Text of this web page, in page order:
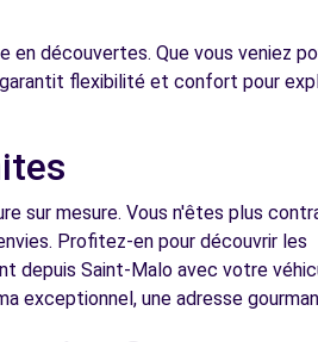
en découvertes. Que vous veniez
flexibilité et confort pour
sur mesure. Vous n'êtes plus
Profitez-en pour découvrir les
depuis Saint-Malo avec votre
exceptionnel, une adresse